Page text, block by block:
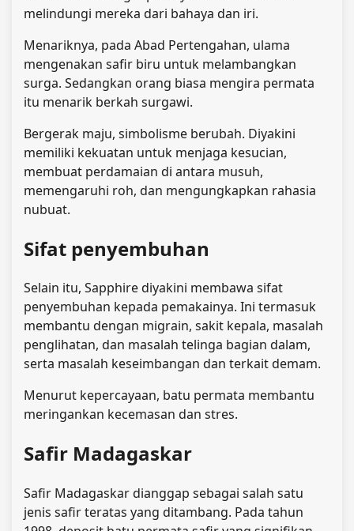
melindungi mereka dari bahaya dan iri.
Menariknya, pada Abad Pertengahan, ulama
mengenakan safir biru untuk melambangkan
surga. Sedangkan orang biasa mengira permata
itu menarik berkah surgawi.
Bergerak maju, simbolisme berubah. Diyakini
memiliki kekuatan untuk menjaga kesucian,
membuat perdamaian di antara musuh,
memengaruhi roh, dan mengungkapkan rahasia
nubuat.
Sifat penyembuhan
Selain itu, Sapphire diyakini membawa sifat
penyembuhan kepada pemakainya. Ini termasuk
membantu dengan migrain, sakit kepala, masalah
penglihatan, dan masalah telinga bagian dalam,
serta masalah keseimbangan dan terkait demam.
Menurut kepercayaan, batu permata membantu
meringankan kecemasan dan stres.
Safir Madagaskar
Safir Madagaskar dianggap sebagai salah satu
jenis safir teratas yang ditambang. Pada tahun